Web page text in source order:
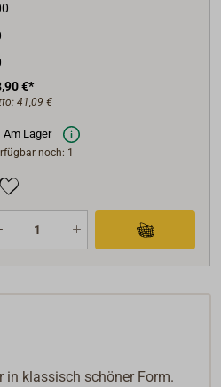
€*
41,09 €
Am Lager
noch: 1
in klassisch schöner Form.